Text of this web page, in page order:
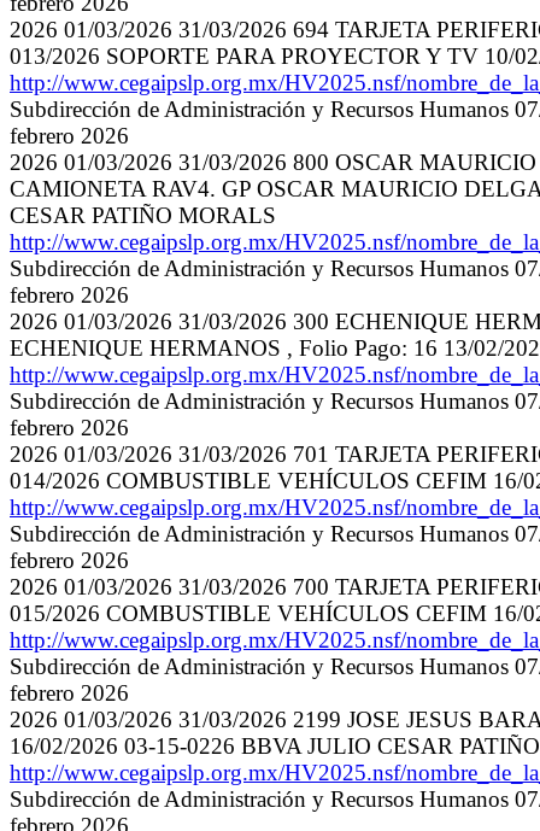
2026 01/03/2026 31/03/2026 694 TARJETA
013/2026 SOPORTE PARA PROYECTOR Y TV 10/
http://www.cegaipslp.org.mx/HV2025.nsf/
Subdirección de Administración y Recursos Humanos
febrero 2026
2026 01/03/2026 31/03/2026 800 OSCAR
CAMIONETA RAV4. GP OSCAR MAURICIO
CESAR PATIÑO MORALS
http://www.cegaipslp.org.mx/HV2025.nsf/
Subdirección de Administración y Recursos Humanos
febrero 2026
2026 01/03/2026 31/03/2026 300 ECHENIQUE
ECHENIQUE HERMANOS , Folio Pago: 16 13/02/
http://www.cegaipslp.org.mx/HV2025.nsf/
Subdirección de Administración y Recursos Humanos
febrero 2026
2026 01/03/2026 31/03/2026 701 TARJETA
014/2026 COMBUSTIBLE VEHÍCULOS CEFIM 16/
http://www.cegaipslp.org.mx/HV2025.nsf/
Subdirección de Administración y Recursos Humanos
febrero 2026
2026 01/03/2026 31/03/2026 700 TARJETA
015/2026 COMBUSTIBLE VEHÍCULOS CEFIM 16/
http://www.cegaipslp.org.mx/HV2025.nsf/
Subdirección de Administración y Recursos Humanos
febrero 2026
2026 01/03/2026 31/03/2026 2199 JOSE JESUS
16/02/2026 03-15-0226 BBVA JULIO CESAR
http://www.cegaipslp.org.mx/HV2025.nsf/
Subdirección de Administración y Recursos Humanos
febrero 2026